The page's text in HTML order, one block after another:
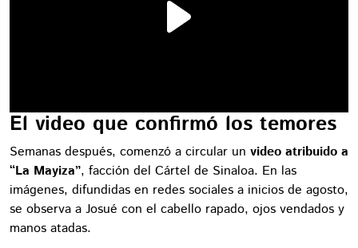
El video que confirmó los temores
Semanas después, comenzó a circular un video atribuido a
“La Mayiza”, facción del Cártel de Sinaloa. En las
imágenes, difundidas en redes sociales a inicios de agosto,
se observa a Josué con el cabello rapado, ojos vendados y
manos atadas.